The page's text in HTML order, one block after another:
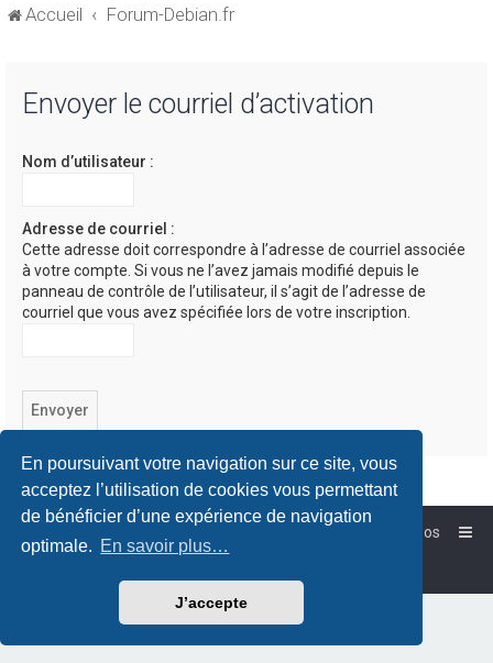
En poursuivant votre navigation sur ce site, vous
acceptez l’utilisation de cookies vous permettant
de bénéficier d’une expérience de navigation
optimale. En savoir plus…
J’accepte
Accueil Forum-Debian.fr
Envoyer le courriel d’activation
Nom d’utilisateur :
Adresse de courriel :
Cette adresse doit correspondre à l’adresse de courriel associée
à votre compte. Si vous ne l’avez jamais modifié depuis le
panneau de contrôle de l’utilisateur, il s’agit de l’adresse de
courriel que vous avez spécifiée lors de votre inscription.
Forum-Debian.fr
À propos
Powered byphpBB™